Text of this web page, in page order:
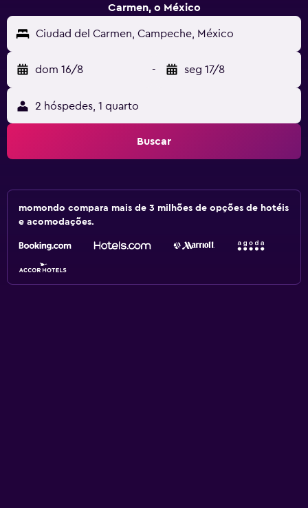
Carmen, o México
Ciudad del Carmen, Campeche, México
dom 16/8 - seg 17/8
2 hóspedes, 1 quarto
Buscar
momondo compara mais de 3 milhões de opções de hotéis
e acomodações.